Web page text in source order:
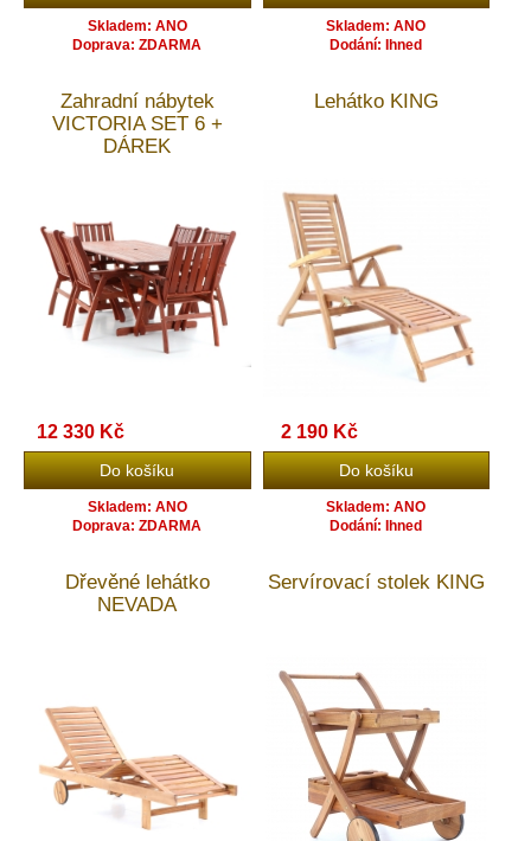
Skladem: ANO
Doprava: ZDARMA
Skladem: ANO
Dodání: Ihned
Zahradní nábytek
VICTORIA SET 6 +
DÁREK
12 330 Kč
Skladem: ANO
Doprava: ZDARMA
Lehátko KING
2 190 Kč
Skladem: ANO
Dodání: Ihned
Dřevěné lehátko
NEVADA
Servírovací stolek KING